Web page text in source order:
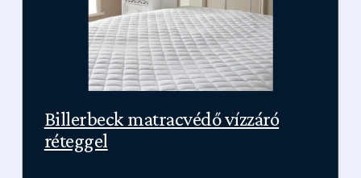
Billerbeck matracvédő vízzáró
réteggel